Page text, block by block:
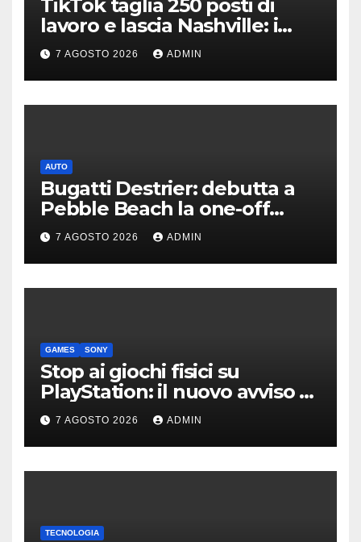
TikTok taglia 250 posti di
lavoro e lascia Nashville: i
motivi della scelta
7 AGOSTO 2026 ADMIN
AUTO
Bugatti Destrier: debutta a
Pebble Beach la one-off
derivata dalla Bolide
7 AGOSTO 2026 ADMIN
GAMES SONY
Stop ai giochi fisici su
PlayStation: il nuovo avviso di
Sony è l’ennesima conferma
7 AGOSTO 2026 ADMIN
TECNOLOGIA